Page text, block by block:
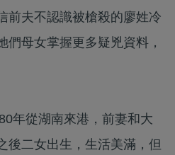
前夫不認識被槍殺的廖姓冷
們母女掌握更多疑兇資料，
年從湖南來港，前妻和大
後二女出生，生活美滿，但